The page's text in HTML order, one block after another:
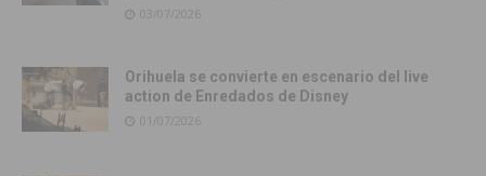
03/07/2026
Orihuela se convierte en escenario del live
action de Enredados de Disney
01/07/2026